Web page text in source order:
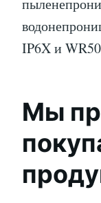
IP6X и
Мы